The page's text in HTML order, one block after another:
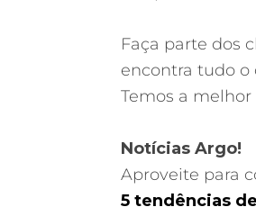
Faça parte dos
encontra tudo o
Temos a
Notícias Argo!
Aproveite para
5 tendências